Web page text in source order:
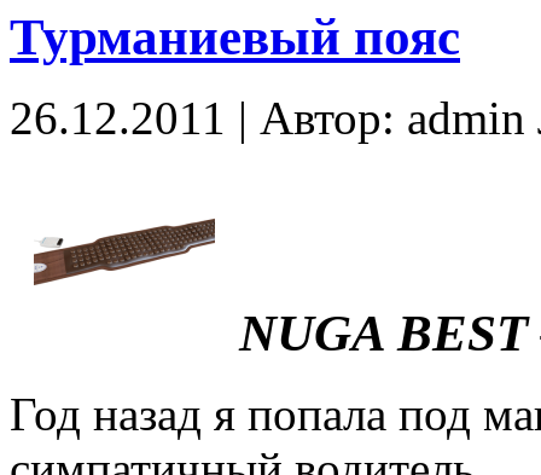
Турманиевый пояс
26.12.2011 | Автор:
NUGA
Год назад я попала под